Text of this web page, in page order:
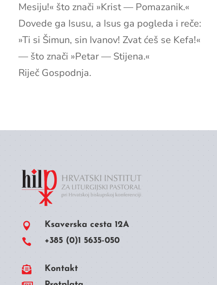
Mesiju!« što znači »Krist — Pomazanik.«
Dovede ga Isusu, a Isus ga pogleda i reče:
»Ti si Šimun, sin Ivanov! Zvat ćeš se Kefa!«
— što znači »Petar — Stijena.«
Riječ Gospodnja.
 Ksaverska cesta 12A
 +385 (0)1 5635-050
 Kontakt